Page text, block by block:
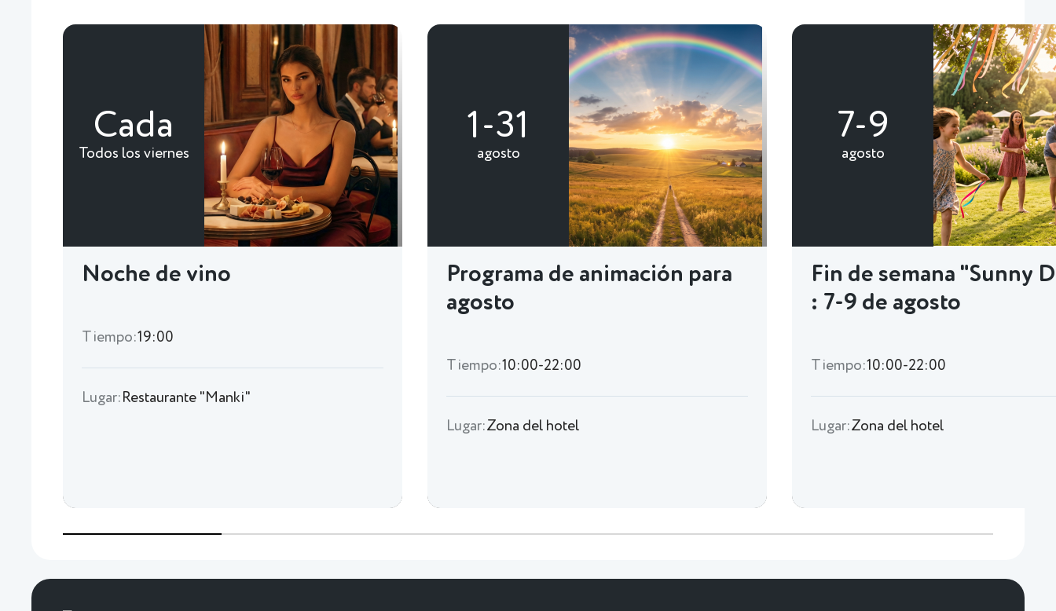
Cada
Todos los viernes
Noche de vino
Tiempo:19:00
Lugar: Restaurante "Manki"
1-31
agosto
Programa de animación para
agosto
Tiempo:10:00-22:00
Lugar:Zona del hotel
7-9
agosto
Fin de semana "Sunny
: 7-9 de agosto
Tiempo:10:00-22:00
Lugar:Zona del hotel